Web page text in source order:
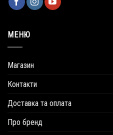
МЕНЮ
Магазин
Контакти
Доставка та оплата
Про бренд